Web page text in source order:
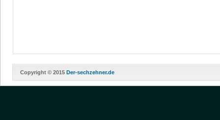
Copyright © 2015 Der-sechzehner.de